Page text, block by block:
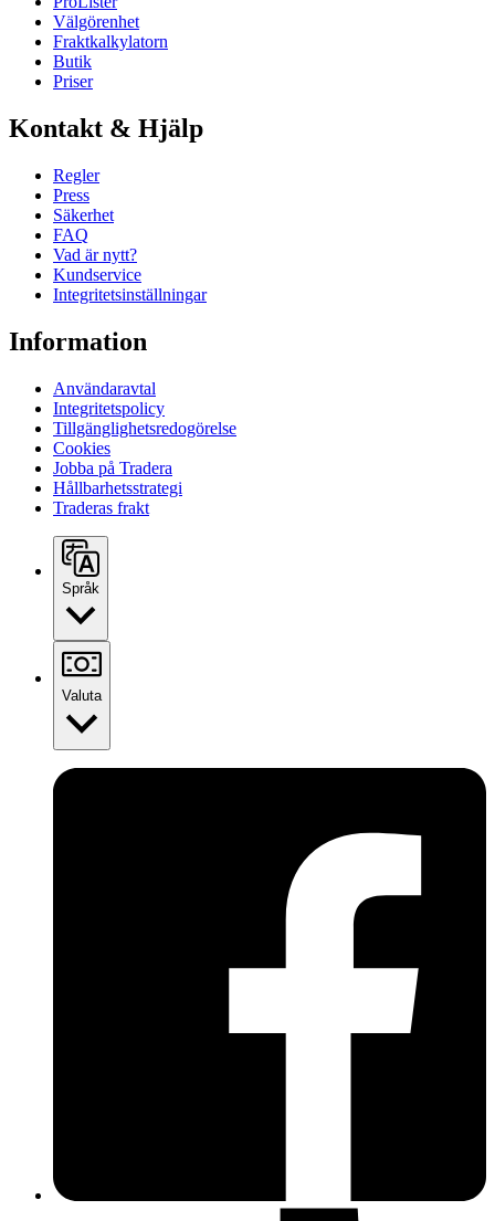
Välgörenhet
Fraktkalkylatorn
Butik
Priser
Kontakt & Hjälp
Regler
Press
Säkerhet
FAQ
Vad är nytt?
Kundservice
Integritetsinställningar
Information
Användaravtal
Integritetspolicy
Tillgänglighetsredogörelse
Cookies
Jobba på Tradera
Hållbarhetsstrategi
Traderas frakt
Språk
Valuta